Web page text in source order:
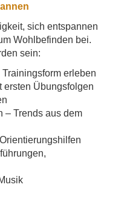
sich entspannen
Wohlbefinden bei.
sein:
erleben
ersten Übungsfolgen
– Trends aus dem